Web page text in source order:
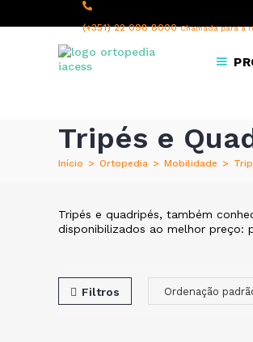
(+351) 22 098 8000Chamada para a
Tripés e
Início > Ortopedia > Mobilidade >
Tripés e quadripés, também
disponibilizados ao melhor preço:
Filtros